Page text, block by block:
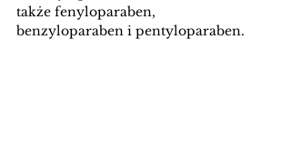
także fenyloparaben,
benzyloparaben i pentyloparaben.